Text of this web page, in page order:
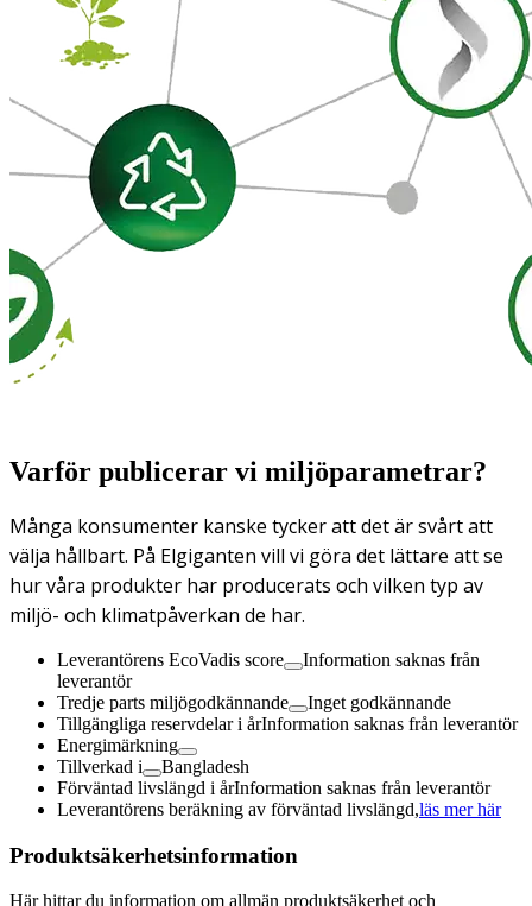
Varför publicerar vi miljöparametrar?
Många konsumenter kanske tycker att det är svårt att
välja hållbart. På Elgiganten vill vi göra det lättare att se
hur våra produkter har producerats och vilken typ av
miljö- och klimatpåverkan de har.
Leverantörens EcoVadis score
Information saknas från
leverantör
Tredje parts miljögodkännande
Inget godkännande
Tillgängliga reservdelar i årInformation saknas från leverantör
Energimärkning
Tillverkad i
Bangladesh
Förväntad livslängd i årInformation saknas från leverantör
Leverantörens beräkning av förväntad livslängd,läs mer här
Produktsäkerhetsinformation
Här hittar du information om allmän produktsäkerhet och